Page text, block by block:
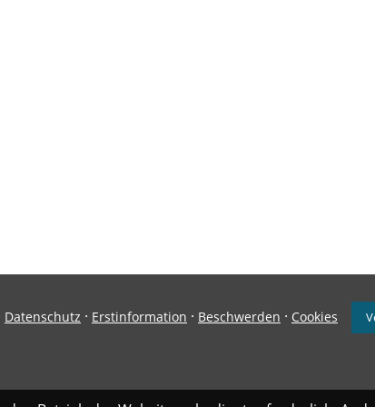
Datenschutz · Erstinformation · Beschwerden · Cookies